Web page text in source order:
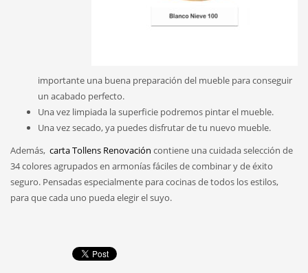
importante una buena preparación del mueble para conseguir
un acabado perfecto.
Una vez limpiada la superficie podremos pintar el mueble.
Una vez secado, ya puedes disfrutar de tu nuevo mueble.
Además, carta Tollens Renovación contiene una cuidada selección de
34 colores agrupados en armonías fáciles de combinar y de éxito
seguro. Pensadas especialmente para cocinas de todos los estilos,
para que cada uno pueda elegir el suyo.